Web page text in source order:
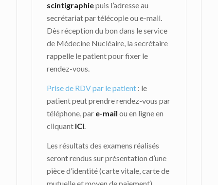
scintigraphiepuis l’adresse au
secrétariat par télécopie ou e-mail.
Dès réception du bon dans le service
de Médecine Nucléaire, la secrétaire
rappelle le patient pour fixer le
rendez-vous.
Prise de RDV par le patient: le
patient peut prendre rendez-vous par
téléphone, par e-mail ou en ligne en
cliquant ICI.
Les résultats des examens réalisés
seront rendus sur présentation d’une
pièce d’identité (carte vitale, carte de
mutuelle et moyen de paiement).